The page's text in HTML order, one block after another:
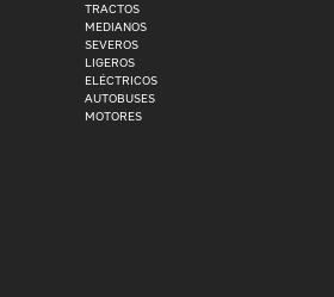
TRACTOS
MEDIANOS
SEVEROS
LIGEROS
ELÉCTRICOS
AUTOBUSES
MOTORES